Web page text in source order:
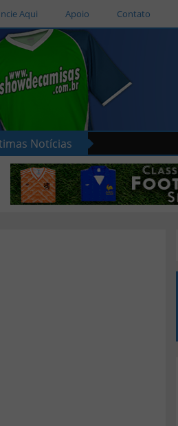
Aqui Apoio Contato
Notícias